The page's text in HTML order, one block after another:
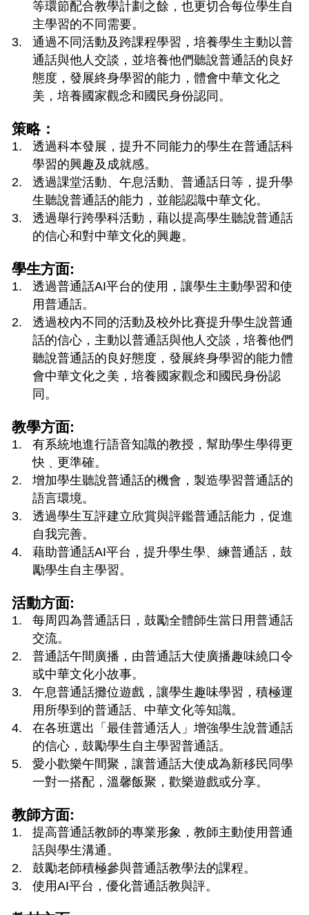
等環節配合教學計劃之餘，也更切合每位學生自
主學習的不同需要。
通過不同活動及跨課程學習，培養學生主動以普
通話與他人交談，並培養他們聽說普通話的良好
態度，發展終身學習的能力，體會中華文化之
美，培養國家觀念和國民身份認同。
策略：
透過科本發展，提升不同能力的學生在普通話科
學習的興趣及成就感。
透過課堂活動、午息活動、普通話日等，提升學
生聽說普通話的能力，並能認識中華文化。
透過舉行跨學科活動，藉以提高學生聽說普通話
的信心和對中華文化的興趣。
學生方面:
透過普通話AI平台的使用，讓學生主動學習和使
用普通話。
透過校內不同的活動及校外比賽提升學生說普通
話的信心，主動以普通話與他人交談，培養他們
聽說普通話的良好態度，發展終身學習的能力體
會中華文化之美，培養國家觀念和國民身份認
同。
教學方面:
有系統地進行語音知識的教授，幫助學生學得更
快﹑更準確。
增加學生聽說普通話的機會，製造學習普通話的
語言環境。
透過學生互評建立欣賞與評鑑普通話能力，促進
自我完善。
藉助普通話AI平台，提升學生學、練普通話，鼓
勵學生自主學習。
活動方面:
每周四為普通話日，鼓勵全體師生當日用普通話
交流。
普通話午間廣播，由普通話大使廣播趣味繞口令
或中華文化小故事。
午息普通話攤位遊戲，讓學生趣味學習，積極運
用所學到的普通話、中華文化等知識。
在各班選出「最佳普通活人」增強學生說普通話
的信心，鼓勵學生自主學習普通話。
愛小歡樂午間聚，讓普通話大使成為新移民同學
一對一搭配，溫馨飯聚，歡樂遊戲或分享。
教師方面:
提高普通話教師的專業形象，教師主動使用普通
話與學生溝通。
鼓勵老師積極參與普通話教學法的課程。
使用AI平台，優化普通話教與評。